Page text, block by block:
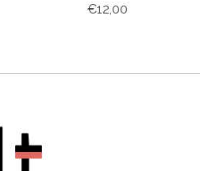
€12,00